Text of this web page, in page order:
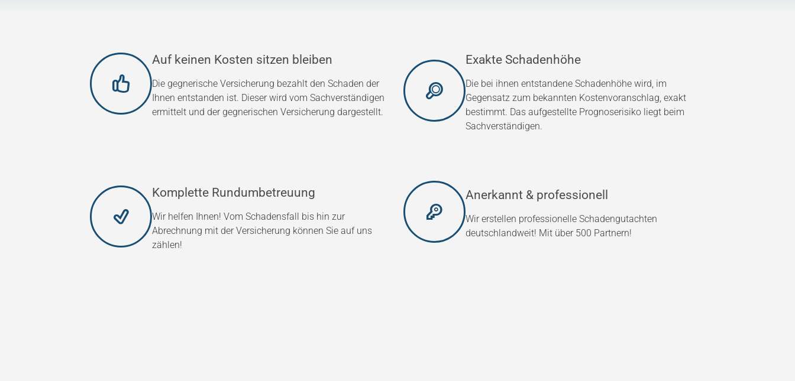
Auf keinen Kosten sitzen bleiben
Die gegnerische Versicherung bezahlt den Schaden der
Ihnen entstanden ist. Dieser wird vom Sachverständigen
ermittelt und der gegnerischen Versicherung dargestellt.
Exakte Schadenhöhe
Die bei ihnen entstandene Schadenhöhe wird, im
Gegensatz zum bekannten Kostenvoranschlag, exakt
bestimmt. Das aufgestellte Prognoserisiko liegt beim
Sachverständigen.
Komplette Rundumbetreuung
Wir helfen Ihnen! Vom Schadensfall bis hin zur
Abrechnung mit der Versicherung können Sie auf uns
zählen!
Anerkannt & professionell
Wir erstellen professionelle Schadengutachten
deutschlandweit! Mit über 500 Partnern!